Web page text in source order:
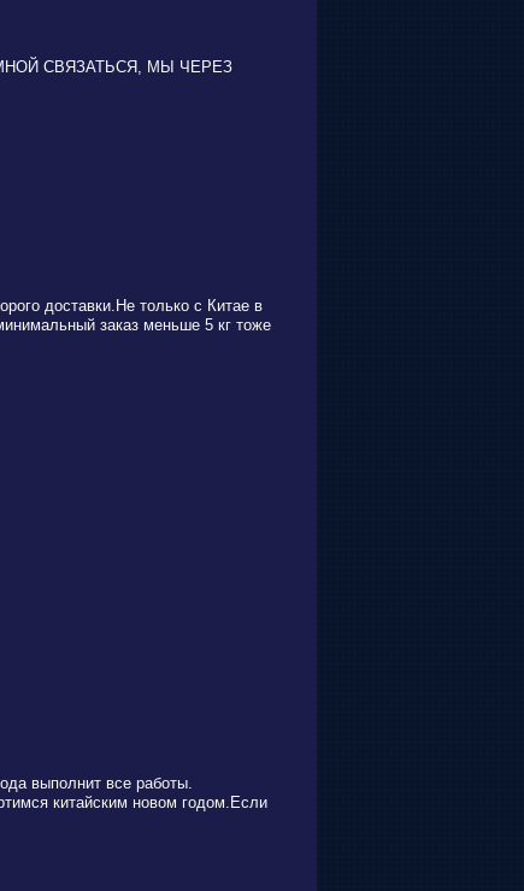
СВЯЗАТЬСЯ, МЫ ЧЕРЕЗ
доставки.Не только с Китае в
заказ меньше 5 кг тоже
выполнит все работы.
китайским новом годом.Если